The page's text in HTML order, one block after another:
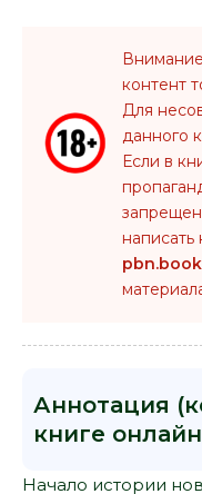
контент
Для
данного
Если в
написать
Аннотация
книге
Начало истории